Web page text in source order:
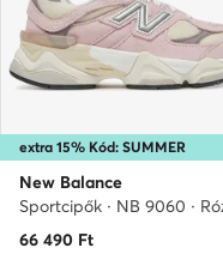
extra 15% Kód: SUMMER
New Balance
66 490 Ft